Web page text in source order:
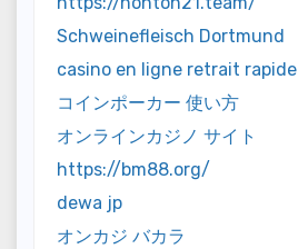
Schweinefleisch Dortmund
casino en ligne retrait rapide
コインポーカー 使い方
オンラインカジノ サイト
https://bm88.org/
dewa jp
オンカジ バカラ